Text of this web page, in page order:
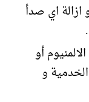
اي صدأ
أو
و